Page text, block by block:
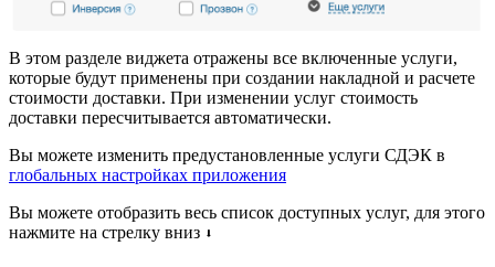
В этом разделе виджета отражены все включенные услуги,
которые будут применены при создании накладной и расчете
стоимости доставки. При изменении услуг стоимость
доставки пересчитывается автоматически.
Вы можете изменить предустановленные услуги СДЭК в
глобальных настройках приложения
Вы можете отобразить весь список доступных услуг, для этого
нажмите на стрелку вниз ⬇️